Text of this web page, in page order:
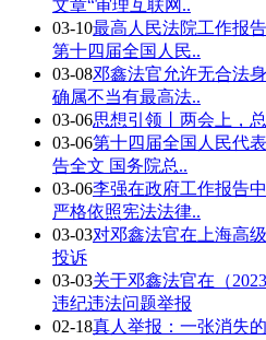
文章“审理互联网..
03-10最高人民法院工作报
第十四届全国人民..
03-08邓鑫法官允许无合法
确属不当有最高法..
03-06思想引领丨两会上，
03-06第十四届全国人民代
告全文 国务院总..
03-06李强在政府工作报告
严格依照宪法法律..
03-03对邓鑫法官在上海高
投诉
03-03关于邓鑫法官在（
违纪违法问题举报
02-18真人举报：一张消失